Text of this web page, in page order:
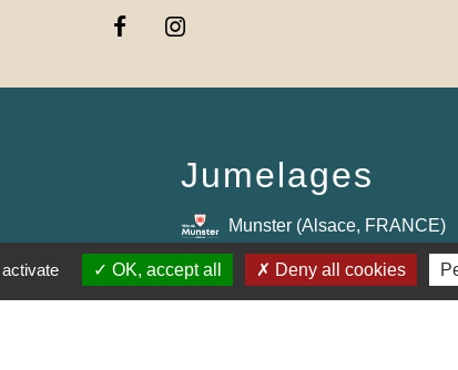
Jumelages
Munster (Alsace, FRANCE)
OK, accept all Deny all cookies